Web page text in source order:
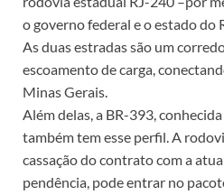
o governo federal e o estado do
As duas estradas são um
escoamento de carga,
Minas Gerais.
Além delas, a BR-393,
também tem esse perfil. A
cassação do contrato com a
pendência, pode entrar no